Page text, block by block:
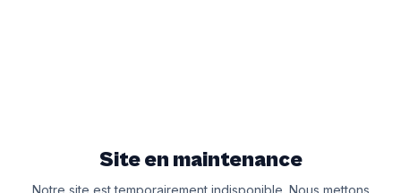
Site en maintenance
Notre site est temporairement indisponible. Nous mettons